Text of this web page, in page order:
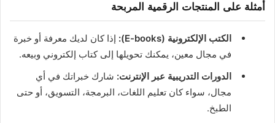
أمثلة على المنتجات الرقمية المربحة
الكتب الإلكترونية (E-books):
إذا كان لديك معرفة أو خبرة
في مجال معين، يمكنك تحويلها إلى كتاب إلكتروني وبيعه.
الدورات التدريبية عبر الإنترنت: شارك خبراتك في أي
مجال، سواء كان تعليم اللغات، البرمجة، التسويق، أو حتى
الطبخ.